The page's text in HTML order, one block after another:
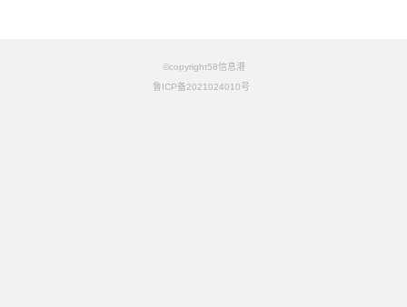
©copyright58信息港
鲁ICP备2021024010号